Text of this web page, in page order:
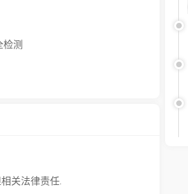
检测
关法律责任.